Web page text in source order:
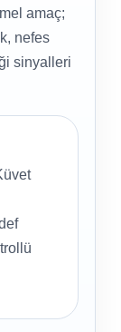
amaç;
nefes
sinyalleri